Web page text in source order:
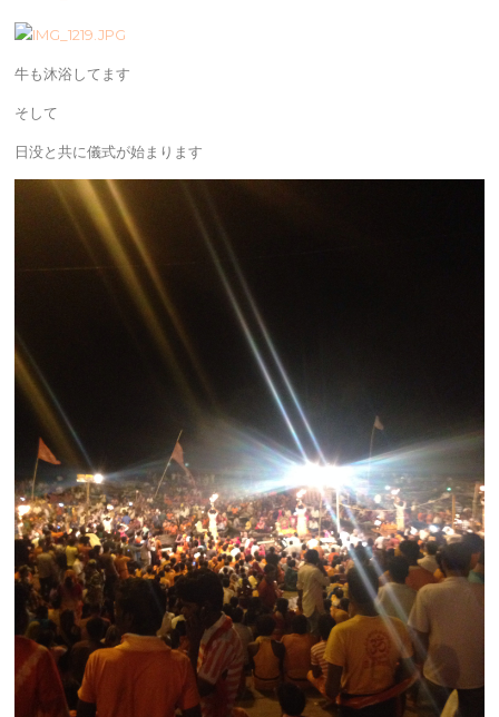
牛も沐浴してます
そして
日没と共に儀式が始まります